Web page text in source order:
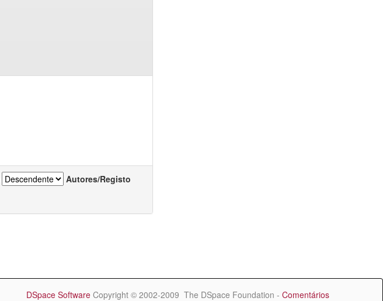
Autores/Registo
DSpace Software Copyright © 2002-2009 The DSpace Foundation - Comentários